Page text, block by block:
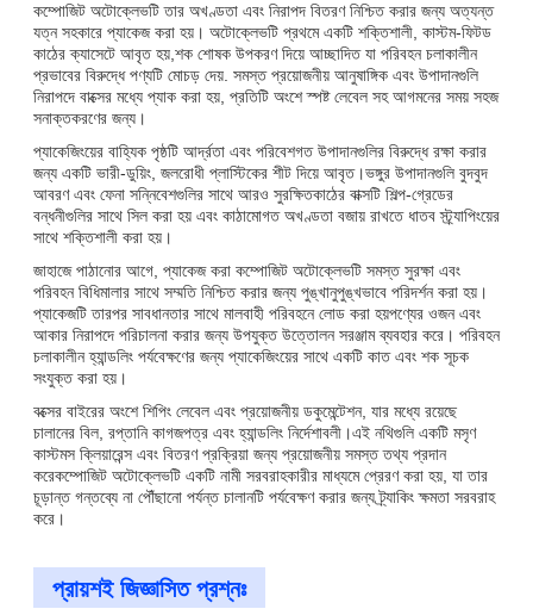
কম্পোজিট অটোক্লেভটি তার অখণ্ডতা এবং নিরাপদ বিতরণ নিশ্চিত করার জন্য অত্যন্ত
যত্ন সহকারে প্যাকেজ করা হয়। অটোক্লেভটি প্রথমে একটি শক্তিশালী, কাস্টম-ফিটড
কাঠের ক্যাসেটে আবৃত হয়,শক শোষক উপকরণ দিয়ে আচ্ছাদিত যা পরিবহন চলাকালীন
প্রভাবের বিরুদ্ধে পণ্যটি মোচড় দেয়. সমস্ত প্রয়োজনীয় আনুষাঙ্গিক এবং উপাদানগুলি
নিরাপদে বাক্সের মধ্যে প্যাক করা হয়, প্রতিটি অংশে স্পষ্ট লেবেল সহ আগমনের সময় সহজ
সনাক্তকরণের জন্য।
প্যাকেজিংয়ের বাহ্যিক পৃষ্ঠটি আর্দ্রতা এবং পরিবেশগত উপাদানগুলির বিরুদ্ধে রক্ষা করার
জন্য একটি ভারী-ডুয়িং, জলরোধী প্লাস্টিকের শীট দিয়ে আবৃত।ভঙ্গুর উপাদানগুলি বুদবুদ
আবরণ এবং ফেনা সন্নিবেশগুলির সাথে আরও সুরক্ষিতকাঠের বাক্সটি শিল্প-গ্রেডের
বন্ধনীগুলির সাথে সিল করা হয় এবং কাঠামোগত অখণ্ডতা বজায় রাখতে ধাতব স্ট্র্যাপিংয়ের
সাথে শক্তিশালী করা হয়।
জাহাজে পাঠানোর আগে, প্যাকেজ করা কম্পোজিট অটোক্লেভটি সমস্ত সুরক্ষা এবং
পরিবহন বিধিমালার সাথে সম্মতি নিশ্চিত করার জন্য পুঙ্খানুপুঙ্খভাবে পরিদর্শন করা হয়।
প্যাকেজটি তারপর সাবধানতার সাথে মালবাহী পরিবহনে লোড করা হয়পণ্যের ওজন এবং
আকার নিরাপদে পরিচালনা করার জন্য উপযুক্ত উত্তোলন সরঞ্জাম ব্যবহার করে। পরিবহন
চলাকালীন হ্যান্ডলিং পর্যবেক্ষণের জন্য প্যাকেজিংয়ের সাথে একটি কাত এবং শক সূচক
সংযুক্ত করা হয়।
বক্সের বাইরের অংশে শিপিং লেবেল এবং প্রয়োজনীয় ডকুমেন্টেশন, যার মধ্যে রয়েছে
চালানের বিল, রপ্তানি কাগজপত্র এবং হ্যান্ডলিং নির্দেশাবলী।এই নথিগুলি একটি মসৃণ
কাস্টমস ক্লিয়ারেন্স এবং বিতরণ প্রক্রিয়া জন্য প্রয়োজনীয় সমস্ত তথ্য প্রদান
করেকম্পোজিট অটোক্লেভটি একটি নামী সরবরাহকারীর মাধ্যমে প্রেরণ করা হয়, যা তার
চূড়ান্ত গন্তব্যে না পৌঁছানো পর্যন্ত চালানটি পর্যবেক্ষণ করার জন্য ট্র্যাকিং ক্ষমতা সরবরাহ
করে।
প্রায়শই জিজ্ঞাসিত প্রশ্নঃ